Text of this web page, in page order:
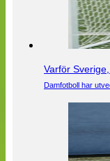
Varför
Damfotboll har